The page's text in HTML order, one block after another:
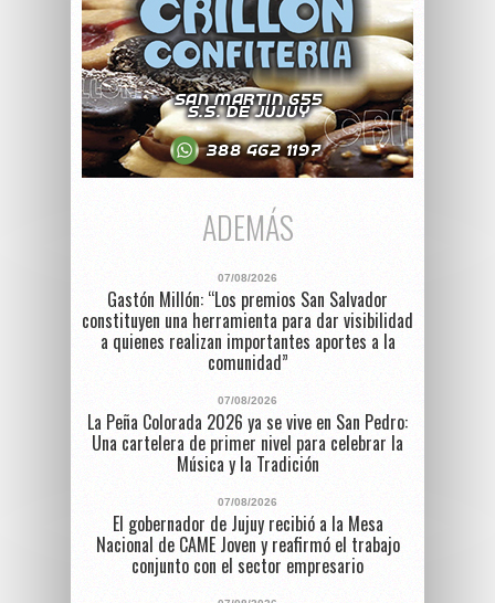
ADEMÁS
07/08/2026
Gastón Millón: “Los premios San Salvador
constituyen una herramienta para dar visibilidad
a quienes realizan importantes aportes a la
comunidad”
07/08/2026
La Peña Colorada 2026 ya se vive en San Pedro:
Una cartelera de primer nivel para celebrar la
Música y la Tradición
07/08/2026
El gobernador de Jujuy recibió a la Mesa
Nacional de CAME Joven y reafirmó el trabajo
conjunto con el sector empresario